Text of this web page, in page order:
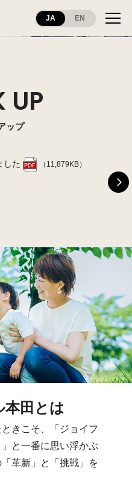
UP
ップ
した （11,879KB）
本田とは
きこそ、「ジョイフ
と一番に思い浮かぶ
革新」と「挑戦」を
JA EN